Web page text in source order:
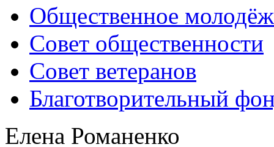
Общественное
Совет общественности
Совет ветеранов
Благотворительный
Елена Романенко